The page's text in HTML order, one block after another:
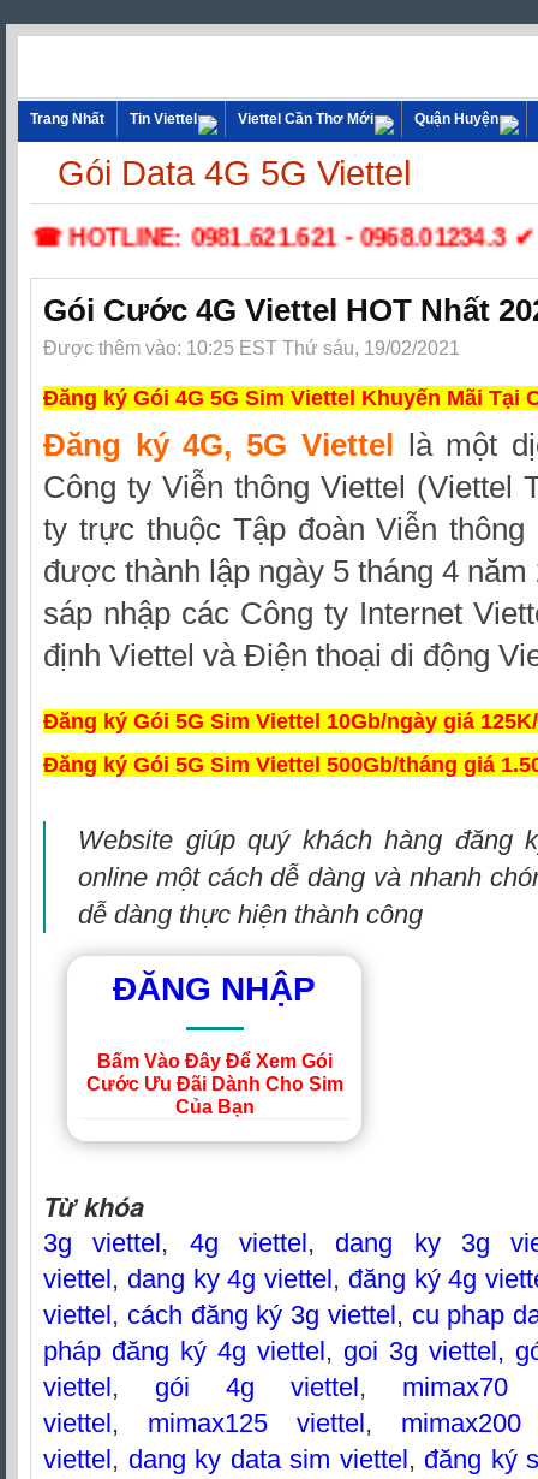
Trang Nhất Tin Viettel Viettel Cần Thơ Mới Quận Huyện
Gói Data 4G 5G Viettel
HOTLINE: 0981.621.621 - 0968.01234.3 ✔
Gói Cước 4G Viettel HOT Nhất
Được thêm vào: 10:25 EST Thứ sáu, 19/02/2021
Đăng ký Gói 4G 5G Sim Viettel Khuyến Mãi Tại
Đăng ký 4G, 5G Viettel
là một
Công ty Viễn thông Viettel (Viettel
ty trực thuộc Tập đoàn Viễn thông
được thành lập ngày 5 tháng 4
sáp nhập các Công ty Internet
định Viettel và Điện thoại di động
Đăng ký Gói 5G Sim Viettel 10Gb/ngày giá
Đăng ký Gói 5G Sim Viettel 500Gb/tháng giá
Website giúp quý khách hàng đăng
online một cách dễ dàng và nhanh
dễ dàng thực hiện thành công
ĐĂNG NHẬP
Bấm Vào Đây Để Xem Gói
Cước Ưu Đãi Dành Cho Sim
Của Bạn
Từ khóa
3g viettel, 4g viettel, dang ky 3g
viettel, dang ky 4g viettel, đăng ký 4g
viettel, cách đăng ký 3g viettel, cu phap
pháp đăng ký 4g viettel, goi 3g viettel,
viettel, gói 4g viettel, mimax70
viettel, mimax125 viettel,
viettel, dang ky data sim viettel, đăng ký